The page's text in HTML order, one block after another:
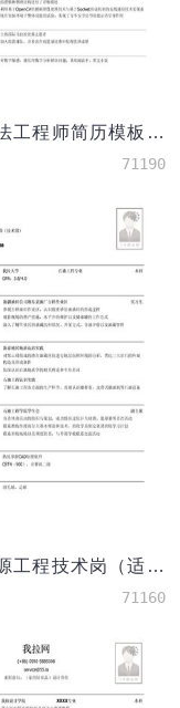
交通算法工程师简历模板（有荣誉奖励）
71190
传统能源工程技术岗（适用于石油天然气煤炭矿石等行业）简历模板（有培训实践经历）
71160